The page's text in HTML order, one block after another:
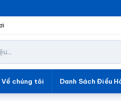
Về chúng tôi Danh Sách Điều